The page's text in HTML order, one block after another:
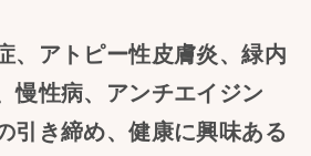
、アトピー性皮膚炎、緑内
慢性病、アンチエイジン
引き締め、健康に興味ある